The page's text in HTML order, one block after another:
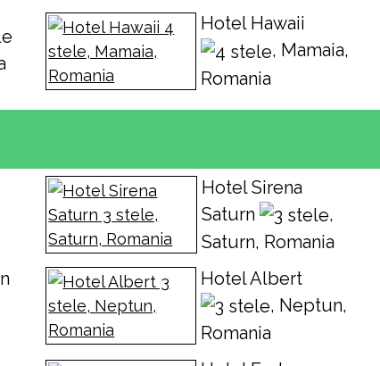
Hotel Hawaii
, Mamaia,
Romania
Hotel Sirena
Saturn
,
Saturn, Romania
Hotel Albert
, Neptun,
Romania